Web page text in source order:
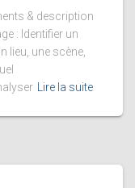
& description
: Identifier un
lieu, une scène,
Lire la suite